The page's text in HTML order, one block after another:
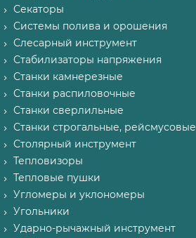
Секаторы
Системы полива и орошения
Слесарный инструмент
Стабилизаторы напряжения
Станки камнерезные
Станки распиловочные
Станки сверлильные
Станки строгальные, рейсмусовые
Столярный инструмент
Тепловизоры
Тепловые пушки
Угломеры и уклономеры
Угольники
Ударно-рычажный инструмент